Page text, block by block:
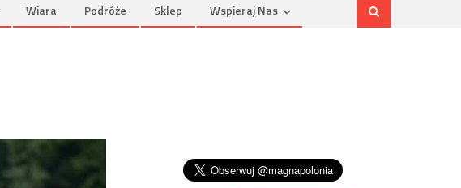
Wiara Podróże Sklep Wspieraj Nas